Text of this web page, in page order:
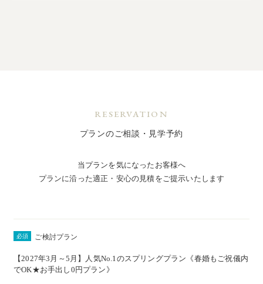
RESERVATION
プランのご相談・見学予約
当プランを気になったお客様へ
プランに沿った適正・安心の見積をご提示いたします
必須 ご検討プラン
【2027年3月～5月】人気No.1のスプリングプラン《春婚もご祝儀内
でOK★お手出し0円プラン》